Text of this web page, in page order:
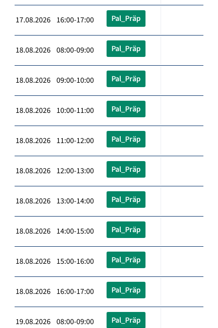
17.08.2026 16:00-17:00 Pal_Präp
18.08.2026 08:00-09:00 Pal_Präp
18.08.2026 09:00-10:00 Pal_Präp
18.08.2026 10:00-11:00 Pal_Präp
18.08.2026 11:00-12:00 Pal_Präp
18.08.2026 12:00-13:00 Pal_Präp
18.08.2026 13:00-14:00 Pal_Präp
18.08.2026 14:00-15:00 Pal_Präp
18.08.2026 15:00-16:00 Pal_Präp
18.08.2026 16:00-17:00 Pal_Präp
19.08.2026 08:00-09:00 Pal_Präp